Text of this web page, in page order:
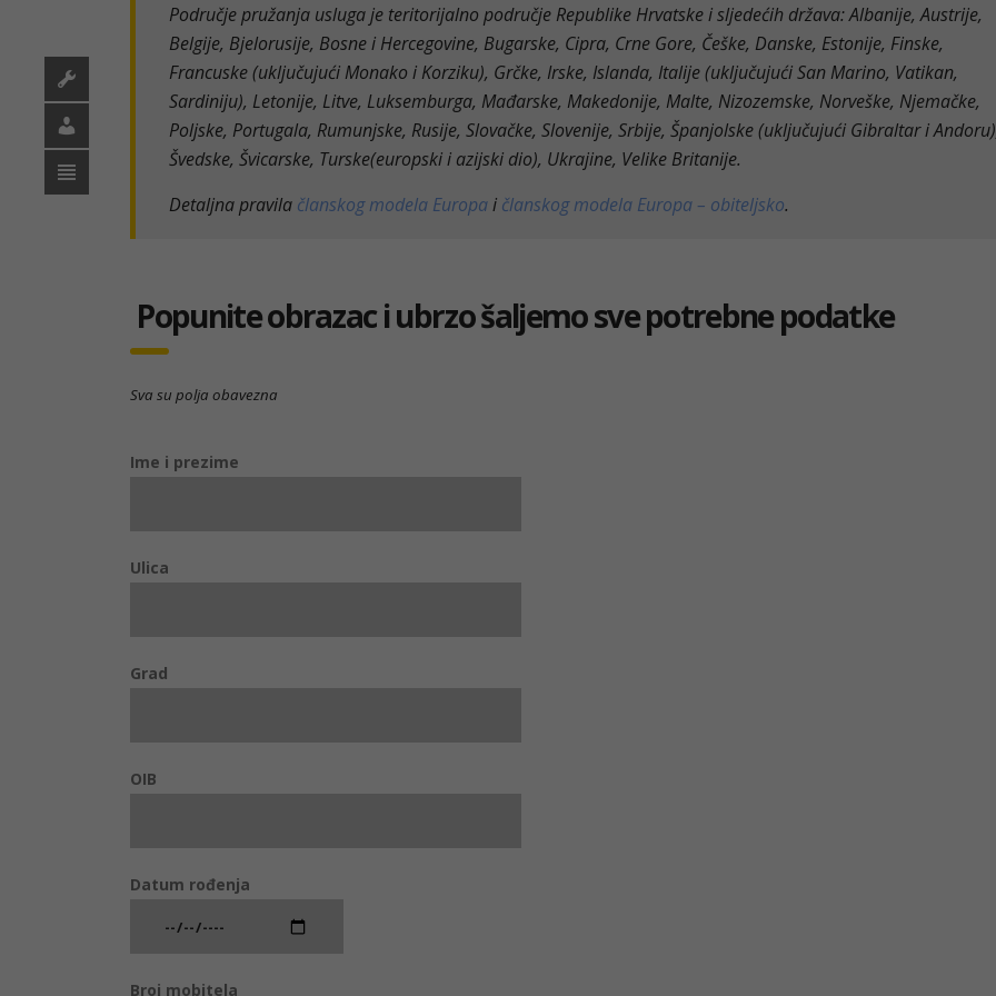
Područje pružanja usluga je teritorijalno područje Republike Hrvatske i sljedećih država: Albanije, Austrije,
Belgije, Bjelorusije, Bosne i Hercegovine, Bugarske, Cipra, Crne Gore, Češke, Danske, Estonije, Finske,
Francuske (uključujući Monako i Korziku), Grčke, Irske, Islanda, Italije (uključujući San Marino, Vatikan,
Sardiniju), Letonije, Litve, Luksemburga, Mađarske, Makedonije, Malte, Nizozemske, Norveške, Njemačke,
Poljske, Portugala, Rumunjske, Rusije, Slovačke, Slovenije, Srbije, Španjolske (uključujući Gibraltar i
Švedske, Švicarske, Turske(europski i azijski dio), Ukrajine, Velike Britanije.
Detaljna pravila članskog modela Europai članskog modela Europa – obiteljsko.
Popunite obrazac i ubrzo šaljemo sve potrebne podatke
Sva su polja obavezna
Ime i prezime
Ulica
Grad
OIB
Datum rođenja
Broj mobitela